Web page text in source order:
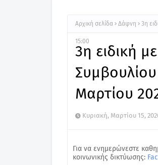
Αρχική σελίδα Δάφνη 3η
15:00
3η ειδική
Μαρτίου
Κυριακή, Μαρτίου 15,
Για να ενημερώνεστε
κοινωνικής δικτύωσης: